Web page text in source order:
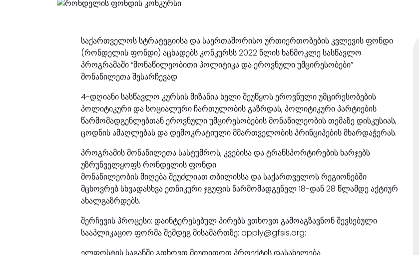
საქართველოს სტრატეგიისა და საერთაშორისო ურთიერთობების კვლევის ფონდი
(რონდელის ფონდი) აცხადებს კონკურსს 2022 წლის ხანმოკლე სასწავლო
პროგრამაში “მონაწილეობითი პოლიტიკა და ეროვნული უმცირესობები”
მონაწილეთა შესარჩევად.
4-დღიანი სასწავლო კურსის მიზანია ხელი შეუწყოს ეროვნული უმცირესობების
პოლიტიკური და სოციალური ჩართულობის გაზრდას, პოლიტიკური პარტიების
წარმომადგენლებთან ეროვნული უმცირესობების მონაწილეობის თემაზე დისკუსიას,
ცოდნის ამაღლებას და დემოკრატიული მმართველობის პრინციპების მხარდაჭერას.
პროგრამის მონაწილეთა სასტუმროს, კვებისა და ტრანსპორტირების ხარჯებს
უზრუნველყოფს რონდელის ფონდი.
მონაწილეობის მიღება შეუძლიათ თბილისსა და საქართველოს რეგიონებში
მცხოვრებ სხვადასხვა ეთნიკური ჯგუფის წარმომადგენელ 18-დან 28 წლამდე აქტიურ
ახალგაზრდებს.
შერჩევის პროცესი: დაინტერესებულ პირებს ვთხოვთ გამოაგზავნონ შევსებული
სააპლიკაციო ფორმა შემდეგ მისამართზე: apply@gfsis.org;